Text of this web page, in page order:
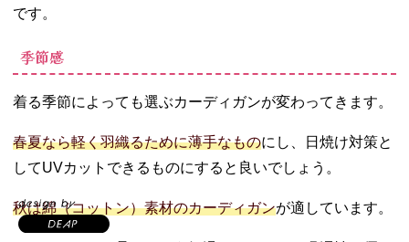
です。
季節感
着る季節によっても選ぶカーディガンが変わってきます。
春夏なら軽く羽織るために薄手なものにし、日焼け対策と
してUVカットできるものにすると良いでしょう。
秋は綿（コットン）素材のカーディガンが適しています。